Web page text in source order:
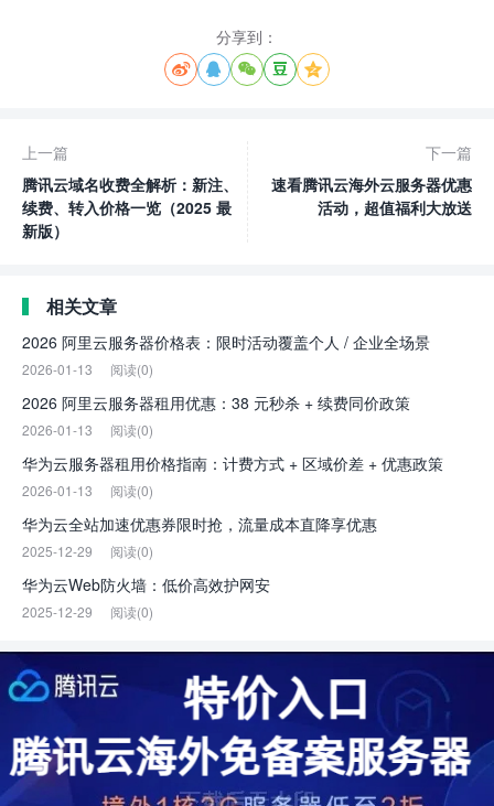
分享到：
    
上一篇
腾讯云域名收费全解析：新注、
续费、转入价格一览（2025 最
新版）
下一篇
速看腾讯云海外云服务器优惠
活动，超值福利大放送
相关文章
2026 阿里云服务器价格表：限时活动覆盖个人 / 企业全场景
2026-01-13 阅读(0)
2026 阿里云服务器租用优惠：38 元秒杀 + 续费同价政策
2026-01-13 阅读(0)
华为云服务器租用价格指南：计费方式 + 区域价差 + 优惠政策
2026-01-13 阅读(0)
华为云全站加速优惠券限时抢，流量成本直降享优惠
2025-12-29 阅读(0)
华为云Web防火墙：低价高效护网安
2025-12-29 阅读(0)